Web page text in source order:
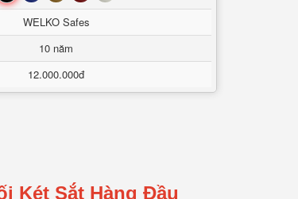
WELKO Safes
10 năm
12.000.000đ
Két Sắt Hàng Đầu